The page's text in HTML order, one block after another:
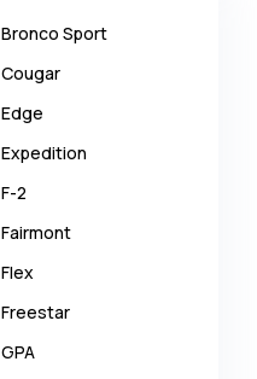
Bronco Sport
Cougar
Edge
Expedition
F-2
Fairmont
Flex
Freestar
GPA